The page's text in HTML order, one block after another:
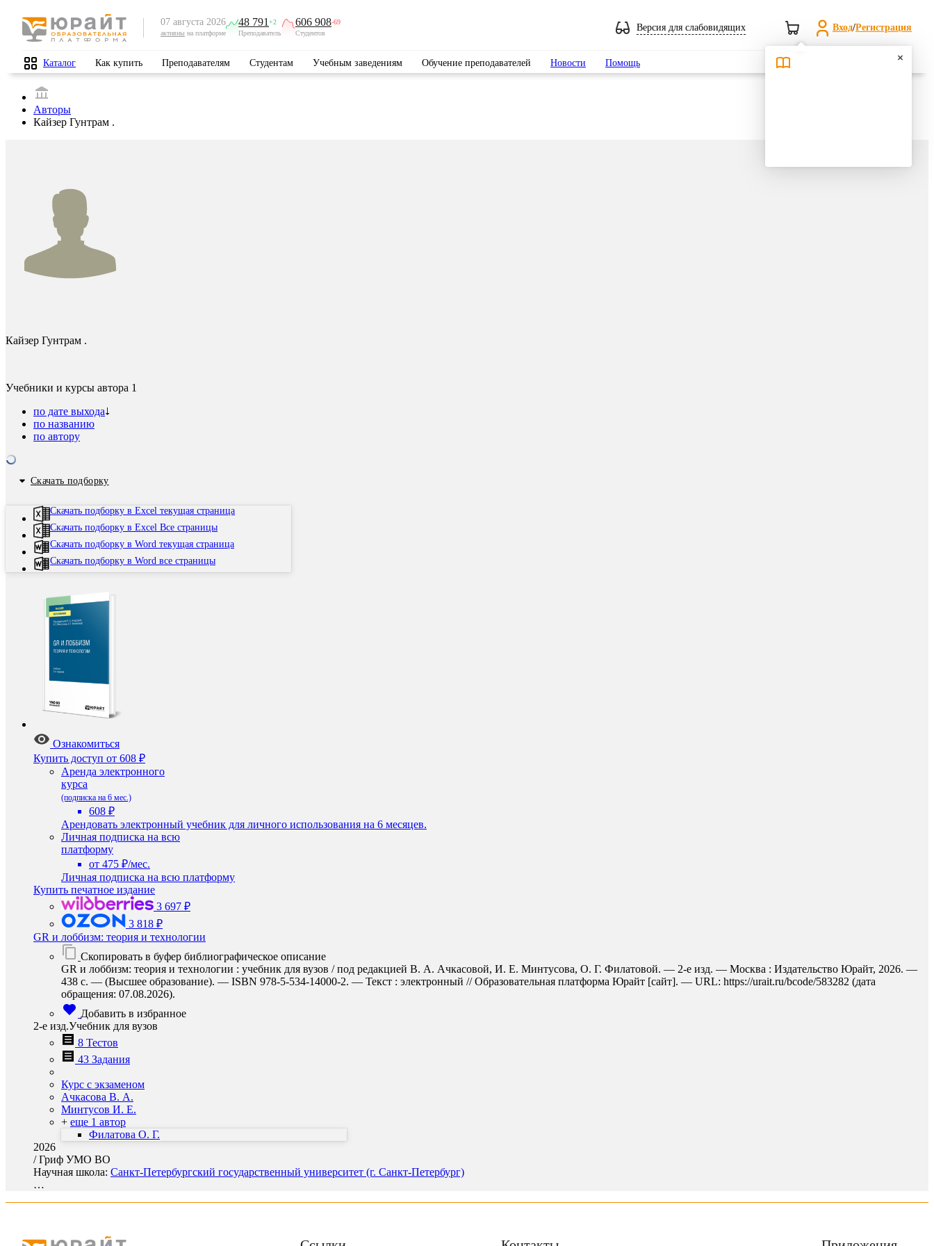
07 августа 2026
активны на платформе
48 791 +2
Преподаватель
606 908-69
Студентов
Версия для слабовидящих Вход/Регистрация
Каталог Как купить Преподавателям Студентам Учебным заведениям Обучение преподавателей Новости Помощь Поиск
Авторы
Кайзер Гунтрам .
Кайзер Гунтрам .
Учебники и курсы автора 1
по дате выхода
по названию
по автору
Скачать подборку
Скачать подборку в Excel текущая страница
Скачать подборку в Excel Все страницы
Скачать подборку в Word текущая страница
Скачать подборку в Word все страницы
Ознакомиться
Купить доступ от 608 ₽
Аренда электронного
курса
(подписка на 6 мес.)
608 ₽
Арендовать электронный учебник для личного использования на 6 месяцев.
Личная подписка на всю
платформу
от 475 ₽/мес.
Личная подписка на всю платформу
Купить печатное издание
3 697 ₽
3 818 ₽
GR и лоббизм: теория и технологии
Скопировать в буфер библиографическое описание
GR и лоббизм: теория и технологии : учебник для вузов / под редакцией В. А. Ачкасовой, И. Е. Минтусова, О. Г. Филатовой. — 2-е изд. — Москва : Издательство Юрайт, 2026. —
438 с. — (Высшее образование). — ISBN 978-5-534-14000-2. — Текст : электронный // Образовательная платформа Юрайт [сайт]. — URL: https://urait.ru/bcode/583282 (дата
обращения: 07.08.2026).
Добавить в избранное
2-е изд.Учебник для вузов
8 Тестов
43 Задания
Курс с экзаменом
Ачкасова В. А.
Минтусов И. Е.
+ еще 1 автор
Филатова О. Г.
2026
/Гриф УМО ВО
Научная школа: Санкт-Петербургский государственный университет (г. Санкт-Петербург)
…